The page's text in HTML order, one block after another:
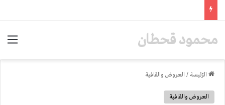
محمود قحطان
الرّئيسة / العروض والقافية
العروض والقافية